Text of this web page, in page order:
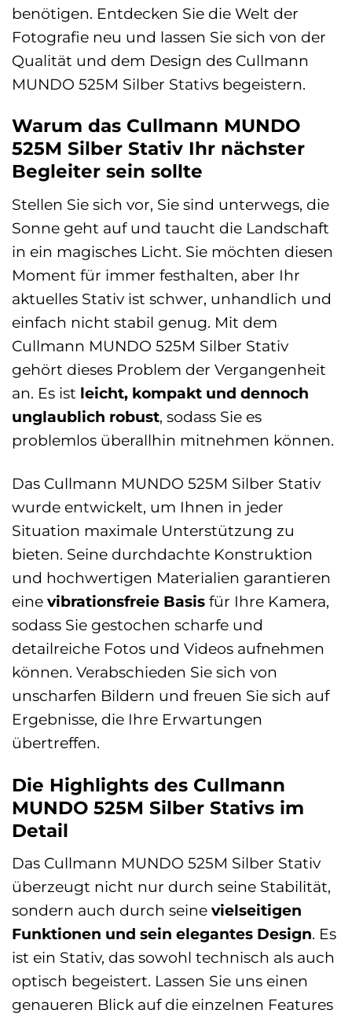
benötigen. Entdecken Sie die Welt der
Fotografie neu und lassen Sie sich von der
Qualität und dem Design des Cullmann
MUNDO 525M Silber Stativs begeistern.
Warum das Cullmann MUNDO
525M Silber Stativ Ihr nächster
Begleiter sein sollte
Stellen Sie sich vor, Sie sind unterwegs, die
Sonne geht auf und taucht die Landschaft
in ein magisches Licht. Sie möchten diesen
Moment für immer festhalten, aber Ihr
aktuelles Stativ ist schwer, unhandlich und
einfach nicht stabil genug. Mit dem
Cullmann MUNDO 525M Silber Stativ
gehört dieses Problem der Vergangenheit
an. Es ist leicht, kompakt und dennoch
unglaublich robust, sodass Sie es
problemlos überallhin mitnehmen können.
Das Cullmann MUNDO 525M Silber Stativ
wurde entwickelt, um Ihnen in jeder
Situation maximale Unterstützung zu
bieten. Seine durchdachte Konstruktion
und hochwertigen Materialien garantieren
eine vibrationsfreie Basis für Ihre Kamera,
sodass Sie gestochen scharfe und
detailreiche Fotos und Videos aufnehmen
können. Verabschieden Sie sich von
unscharfen Bildern und freuen Sie sich auf
Ergebnisse, die Ihre Erwartungen
übertreffen.
Die Highlights des Cullmann
MUNDO 525M Silber Stativs im
Detail
Das Cullmann MUNDO 525M Silber Stativ
überzeugt nicht nur durch seine Stabilität,
sondern auch durch seine vielseitigen
Funktionen und sein elegantes Design. Es
ist ein Stativ, das sowohl technisch als auch
optisch begeistert. Lassen Sie uns einen
genaueren Blick auf die einzelnen Features